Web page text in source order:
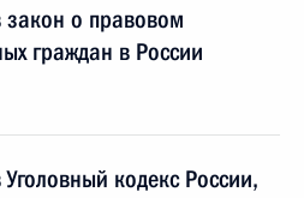
о правовом
граждан в России
кодекс России,